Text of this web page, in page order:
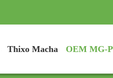
Thixo Macha OEM MG-